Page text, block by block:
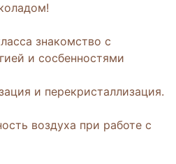
знакомство с
и сосбенностями
и перекристаллизация.
воздуха при работе с